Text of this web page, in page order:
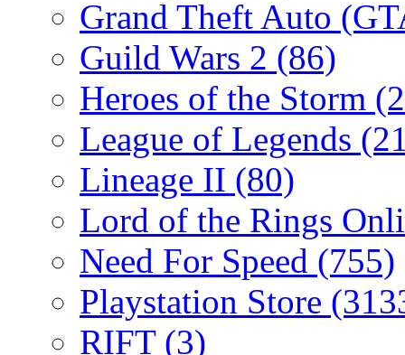
Grand Theft Auto
Guild Wars 2 (86)
Heroes of the Storm
League of Legends
Lineage II (80)
Lord of the Rings
Need For Speed (755)
Playstation Store
RIFT (3)